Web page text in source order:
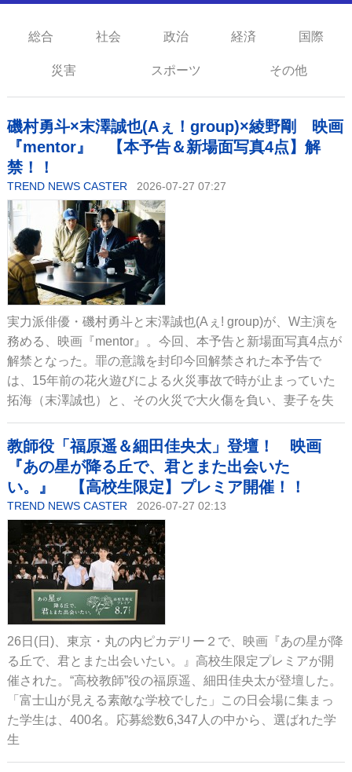
総合 社会 政治 経済 国際
災害 スポーツ その他
磯村勇斗×末澤誠也(Aぇ！group)×綾野剛 映画
『mentor』 【本予告＆新場面写真4点】解
禁！！
TREND NEWS CASTER 2026-07-27 07:27
実力派俳優・磯村勇斗と末澤誠也(Aぇ! group)が、W主演を
務める、映画『mentor』。今回、本予告と新場面写真4点が
解禁となった。罪の意識を封印今回解禁された本予告で
は、15年前の花火遊びによる火災事故で時が止まっていた
拓海（末澤誠也）と、その火災で大火傷を負い、妻子を失
教師役「福原遥＆細田佳央太」登壇！ 映画
『あの星が降る丘で、君とまた出会いた
い。』 【高校生限定】プレミア開催！！
TREND NEWS CASTER 2026-07-27 02:13
26日(日)、東京・丸の内ピカデリー２で、映画『あの星が降
る丘で、君とまた出会いたい。』高校生限定プレミアが開
催された。“高校教師”役の福原遥、細田佳央太が登壇した。
「富士山が見える素敵な学校でした」この日会場に集まっ
た学生は、400名。応募総数6,347人の中から、選ばれた学
生